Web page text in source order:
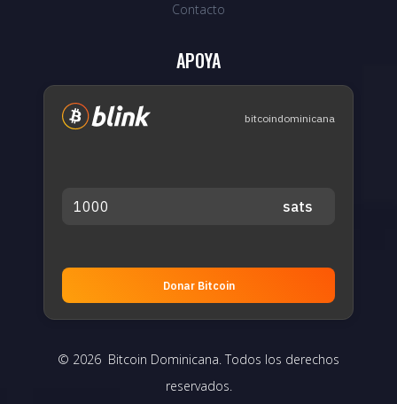
Contacto
APOYA
bitcoindominicana
Donar Bitcoin
© 2026 Bitcoin Dominicana. Todos los derechos
reservados.